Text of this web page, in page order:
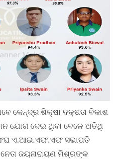
କେନ୍ଦ୍ର ଶିକ୍ଷା ଦକ୍ଷତା ବିକାଶ
ଯୋଗ ଦେଇ ଥିବା ବେଳେ ଅତିଥି
ଏ.ଆଇ.ଏଫ.ଏଫ ସଭାପତି
ଜୟନାରାୟଣ ମିଶ୍ରଙ୍କ